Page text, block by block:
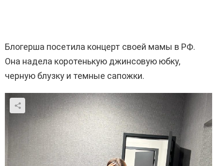
Блогерша посетила концерт своей мамы в РФ.
Она надела коротенькую джинсовую юбку,
черную блузку и темные сапожки.